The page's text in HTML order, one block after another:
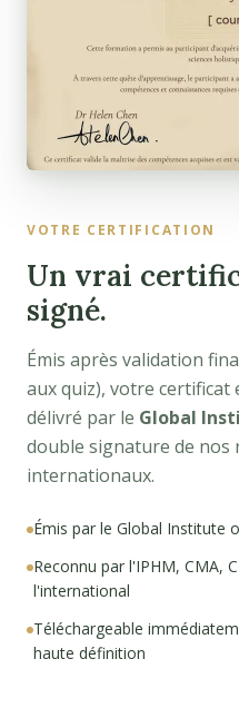
VOTRE CERTIFICATION
Un vrai
signé.
Émis après validation
aux quiz), votre
délivré par le Global
double signature de
internationaux.
Émis par le Global Institute
Reconnu par l'IPHM, CMA,
l'international
Téléchargeable
haute définition